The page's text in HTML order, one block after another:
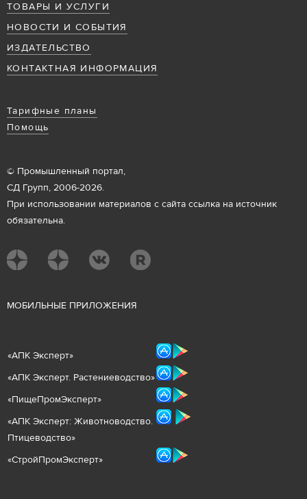
ТОВАРЫ И УСЛУГИ
НОВОСТИ И СОБЫТИЯ
ИЗДАТЕЛЬСТВО
КОНТАКТНАЯ ИНФОРМАЦИЯ
Тарифные планы
Помощь
© Промышленный портал,
СД Групп, 2006-2026.
При использовании материалов с сайта ссылка на источник
обязательна.
МОБИЛЬНЫЕ ПРИЛОЖЕНИЯ
«АПК Эксперт»
«АПК Эксперт. Растениеводство»
«ПищеПромЭксперт»
«АПК Эксперт: Животноводство.
Птицеводство»
«СтройПромЭксперт»